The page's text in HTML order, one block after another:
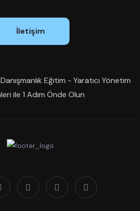
İletişim
Eğitim - Yaratıcı Yönetim
ile 1 Adım Önde Olun